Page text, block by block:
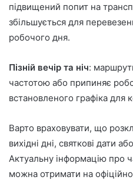
підвищений попит на
збільшується для
робочого дня.
Пізній вечір та ніч:
частотою або припиняє
встановленого графіка для
Варто враховувати, що
вихідні дні, святкові дати
Актуальну інформацію про
можна отримати на